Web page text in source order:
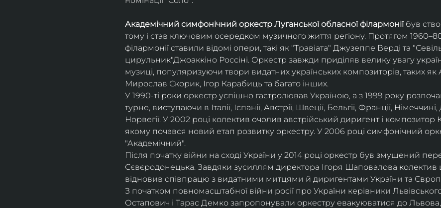
Академічний симфонічний оркестр Луганської обласної філармонії був
тому і став ключовим осередком музичного життя регіону. Протягом
філармонії ставили відомі опери, такі як "Травіата" Джузеппе Верді та
цирульник"Джоаккіно Россіні. Оркестр завжди приділяв велику увагу
музиці, популяризуючи твори видатних українських композиторів, таких
Мирослав Скорик, Ігор Карабиць та багато інших.
У 1990-ті роки оркестр успішно гастролював Україною, а з 1999 року
турне, виступаючи в Італії, Іспанії, Австрії, Швеції, Бельгії, Франції, Німеччині,
Норвегії. У 2002 році колектив очолив австрійський диригент і композитор
якому почався новий етап розвитку оркестру. У 2006 році симфонічний
"Академічний".
Після початку війни на сході України у 2014 році оркестр був змушений
Сєвєродонецька. Завдяки зусиллям директора Ігоря Шаповалова колектив
відновив співпрацю з видатними митцями й диригентами України та
З початком повномасштабної війни росії про України керівники
Остапович і Тарас Демко запропонували оркестру евакуюватися до Львова,